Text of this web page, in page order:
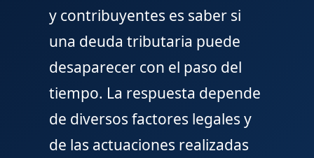
y contribuyentes es saber si
una deuda tributaria puede
desaparecer con el paso del
tiempo. La respuesta depende
de diversos factores legales y
de las actuaciones realizadas